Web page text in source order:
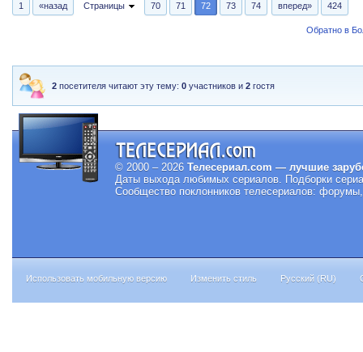
1 «назад Страницы 70 71 72 73 74 вперед» 424
Обратно в
2 посетителя читают эту тему:0 участников и2 гостя
© 2000 – 2026 Телесериал.com — лучшие
Даты выхода любимых сериалов. Подборки
Сообщество поклонников телесериалов:
Использовать мобильную версию Изменить стиль Русский (RU)